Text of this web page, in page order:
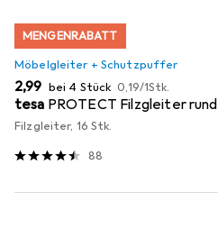
MENGENRABATT
Möbelgleiter + Schutzpuffer
EUR
2,99 bei 4 Stück EUR
0,19/1Stk.
tesa PROTECT Filzgleiter rund
Filzgleiter, 16 Stk.
88